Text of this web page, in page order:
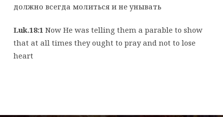
должно всегда молиться и не унывать
Luk.18:1Now He was telling them a parable to show
that at all times they ought to pray and not to lose
heart